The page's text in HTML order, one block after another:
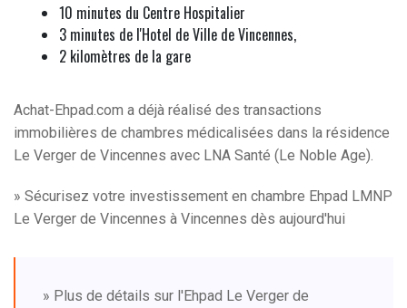
10 minutes du Centre Hospitalier
3 minutes de l'Hotel de Ville de Vincennes,
2 kilomètres de la gare
Achat-Ehpad.com a déjà réalisé des transactions
immobilières de chambres médicalisées dans la résidence
Le Verger de Vincennes avec LNA Santé (Le Noble Age).
» Sécurisez votre investissement en chambre Ehpad LMNP
Le Verger de Vincennes à Vincennes dès aujourd'hui
» Plus de détails sur l'Ehpad Le Verger de